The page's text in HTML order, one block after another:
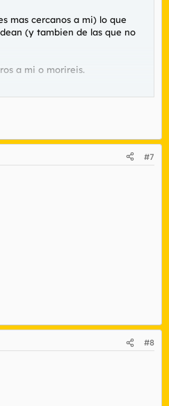
mas cercanos a mi) lo que
(y tambien de las que no
a mi o morireis.
#7
#8